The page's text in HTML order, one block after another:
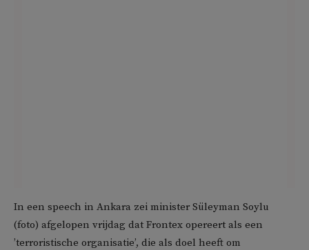
In een speech in Ankara zei minister Süleyman Soylu
(foto) afgelopen vrijdag dat Frontex opereert als een
’terroristische organisatie’, die als doel heeft om